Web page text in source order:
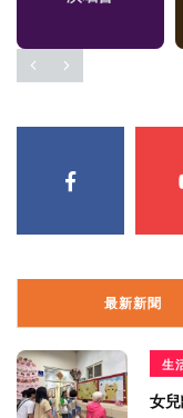
最新新聞
生
女